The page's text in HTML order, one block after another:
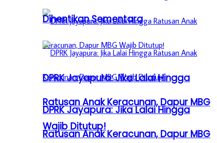
DPRK Jayapura: Jika Lalai Hingga
Ratusan Anak Keracunan, Dapur MBG
Wajib Ditutup!
Dihentikan Sementara
DPRK Jayapura: Jika Lalai Hingga
Ratusan Anak Keracunan, Dapur MBG